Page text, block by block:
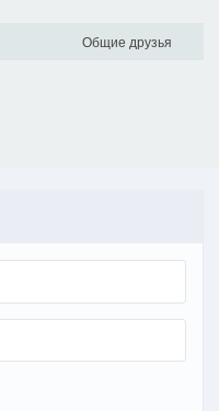
Общие друзья